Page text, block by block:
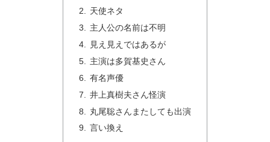
天使ネタ
主人公の名前は不明
見え見えではあるが
主演は多賀基史さん
有名声優
井上真樹夫さん怪演
丸尾聡さんまたしても出演
言い換え